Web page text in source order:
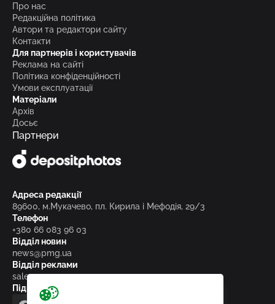
Про нас
Редакційна політика
Автори та редактори сайту
Контакти
Для партнерів і користувачів
Реклама на сайті
Політика конфіденційності
Умови експлуатації
Матеріали
Архів
Досьє
Партнери
Адреса редакції
89600, м.Мукачево, пл. Кирила і Мефодія, 29/3
Телефон
+380 66 083 96 03
Відділ новин
news@pmg.ua
Відділ реклами
sales@pmg.ua
Підписуйтесь на нас у соціальних мережах